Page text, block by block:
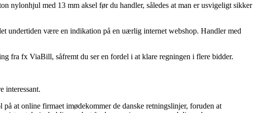
med 13 mm aksel før du handler, således at man er usvigeligt sikker
undertiden være en indikation på en uærlig internet webshop. Handler med
fra fx ViaBill, såfremt du ser en fordel i at klare regningen i flere bidder.
interessant.
at online firmaet imødekommer de danske retningslinjer, foruden at